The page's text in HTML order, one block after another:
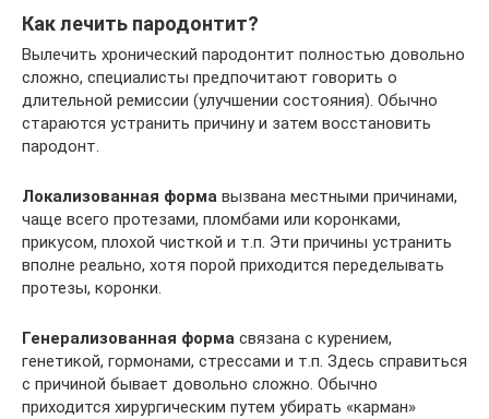
Как лечить пародонтит?
Вылечить хронический пародонтит полностью довольно
сложно, специалисты предпочитают говорить о
длительной ремиссии (улучшении состояния). Обычно
стараются устранить причину и затем восстановить
пародонт.
Локализованная форма вызвана местными причинами,
чаще всего протезами, пломбами или коронками,
прикусом, плохой чисткой и т.п. Эти причины устранить
вполне реально, хотя порой приходится переделывать
протезы, коронки.
Генерализованная форма связана с курением,
генетикой, гормонами, стрессами и т.п. Здесь справиться
с причиной бывает довольно сложно. Обычно
приходится хирургическим путем убирать «карман»